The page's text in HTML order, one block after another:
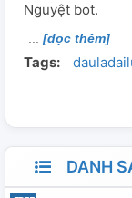
Nguyệt bot.
[đọc thêm]
Tags:
DANH